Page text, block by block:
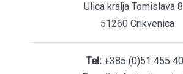
Ulica kralja Tomislava
51260 Crikvenica
Tel:+385 (0)51 455